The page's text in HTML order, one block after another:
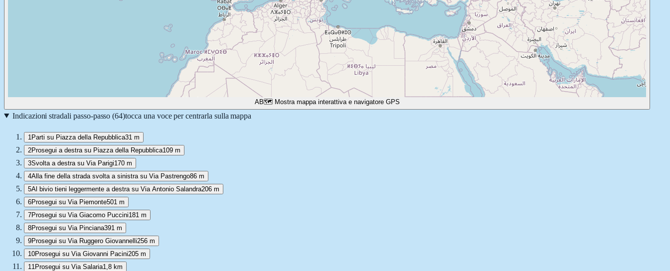
AB🗺️ Mostra mappa interattiva e navigatore GPS
Indicazioni stradali passo-passo (64)tocca una voce per centrarla sulla mappa
1 Parti su Piazza della Repubblica31 m
2Prosegui a destra su Piazza della Repubblica109 m
3Svolta a destra su Via Parigi170 m
4Alla fine della strada svolta a sinistra su Via Pastrengo86 m
5Al bivio tieni leggermente a destra su Via Antonio Salandra206 m
6Prosegui su Via Piemonte501 m
7Prosegui su Via Giacomo Puccini181 m
8Prosegui su Via Pinciana391 m
9Prosegui su Via Ruggero Giovannelli256 m
10Prosegui su Via Giovanni Pacini205 m
11 Prosegui su Via Salaria1,8 km